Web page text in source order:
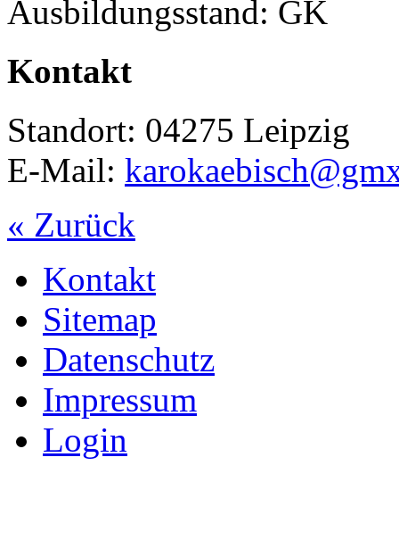
Ausbildungsstand: GK
Kontakt
Standort: 04275 Leipzig
E-Mail:
« Zurück
Kontakt
Sitemap
Datenschutz
Impressum
Login